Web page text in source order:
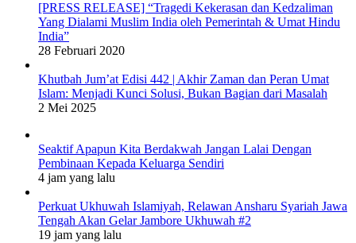
[PRESS RELEASE] “Tragedi Kekerasan dan Kedzaliman
Yang Dialami Muslim India oleh Pemerintah & Umat Hindu
India”
28 Februari 2020
Khutbah Jum’at Edisi 442 | Akhir Zaman dan Peran Umat
Islam: Menjadi Kunci Solusi, Bukan Bagian dari Masalah
2 Mei 2025
Seaktif Apapun Kita Berdakwah Jangan Lalai Dengan
Pembinaan Kepada Keluarga Sendiri
4 jam yang lalu
Perkuat Ukhuwah Islamiyah, Relawan Ansharu Syariah Jawa
Tengah Akan Gelar Jambore Ukhuwah #2
19 jam yang lalu